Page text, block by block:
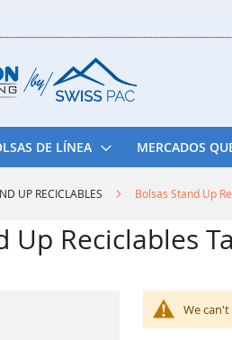
DE LÍNEA MERCADOS
UP RECICLABLES Bolsas Stand Up
Up Reciclables
We